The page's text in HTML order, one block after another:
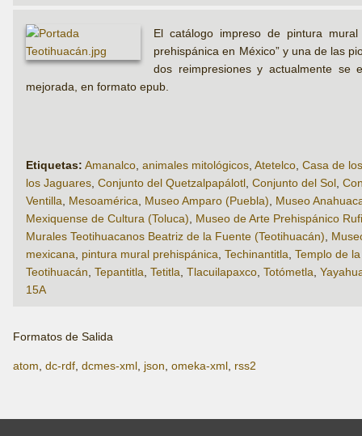
El catálogo impreso de pintura
prehispánica en México” y una de las
dos reimpresiones y actualmente se
mejorada, en formato epub.
Etiquetas: Amanalco animales mitológicos Atetelco Casa de
los Jaguares Conjunto del Quetzalpapálotl Conjunto del Sol
Ventilla
Mesoamérica Museo Amparo (Puebla)
Museo
Mexiquense de Cultura (Toluca)
Museo de Arte Prehispánico
Murales Teotihuacanos Beatriz de la Fuente (Teotihuacán)
mexicana
pintura mural prehispánica Techinantitla Templo de
Teotihuacán Tepantitla Tetitla Tlacuilapaxco Totómetla
15A
Formatos de Salida
atom, dc-rdf, dcmes-xml, json, omeka-xml, rss2